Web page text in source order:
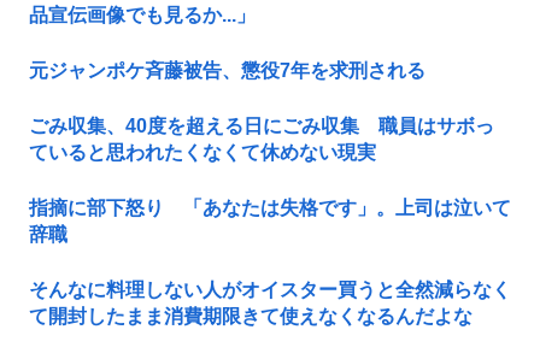
品宣伝画像でも見るか...」
元ジャンポケ斉藤被告、懲役7年を求刑される
ごみ収集、40度を超える日にごみ収集 職員はサボっ
ていると思われたくなくて休めない現実
指摘に部下怒り 「あなたは失格です」。上司は泣いて
辞職
そんなに料理しない人がオイスター買うと全然減らなく
て開封したまま消費期限きて使えなくなるんだよな